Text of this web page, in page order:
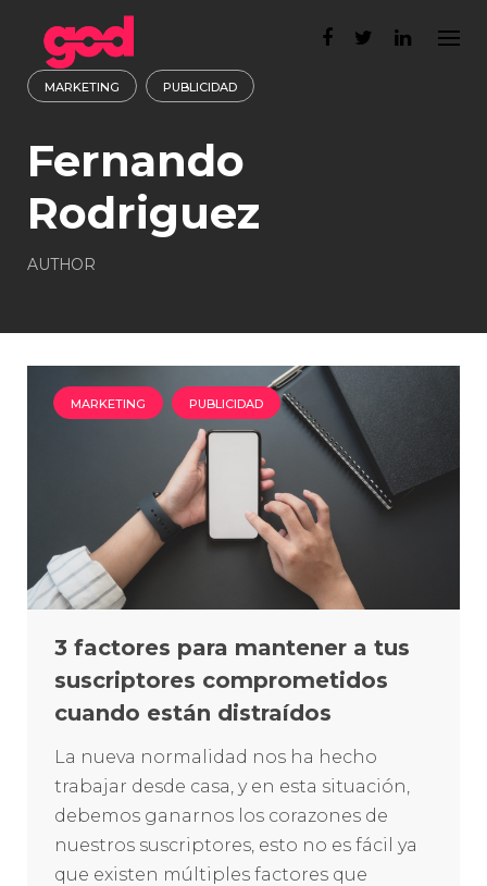
content
MARKETING PUBLICIDAD
Fernando
Rodriguez
AUTHOR
MARKETING PUBLICIDAD
3 factores para mantener a tus
suscriptores comprometidos
cuando están distraídos
La nueva normalidad nos ha hecho
trabajar desde casa, y en esta situación,
debemos ganarnos los corazones de
nuestros suscriptores, esto no es fácil ya
que existen múltiples factores que